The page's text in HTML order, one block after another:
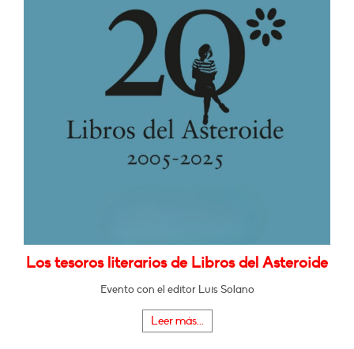
Los tesoros literarios de Libros del Asteroide
Evento con el editor Luis Solano
Leer más...